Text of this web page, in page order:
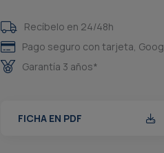
Recíbelo en 24/48h
Pago seguro con tarjeta,
Garantía 3 años*
FICHA EN PDF